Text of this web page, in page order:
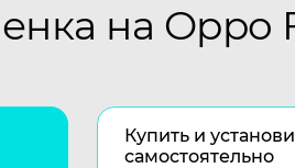
на Oppo
Купить и
самостоятельно